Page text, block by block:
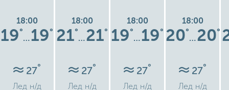
18:00
19°
…19°
27°
Лед н/д
18:00
21°
…21°
27°
Лед н/д
18:00
19°
…19°
27°
Лед н/д
18:00
20°
…20°
27°
Лед н/д